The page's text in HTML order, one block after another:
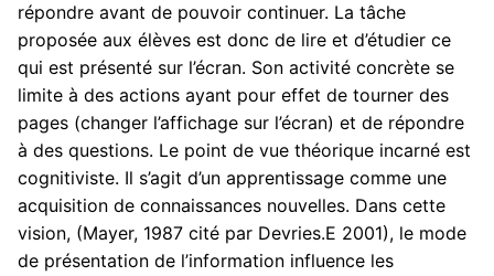
répondre avant de pouvoir continuer. La tâche
proposée aux élèves est donc de lire et d’étudier ce
qui est présenté sur l’écran. Son activité concrète se
limite à des actions ayant pour effet de tourner des
pages (changer l’affichage sur l’écran) et de répondre
à des questions. Le point de vue théorique incarné est
cognitiviste. Il s’agit d’un apprentissage comme une
acquisition de connaissances nouvelles. Dans cette
vision, (Mayer, 1987 cité par Devries.E 2001), le mode
de présentation de l’information influence les